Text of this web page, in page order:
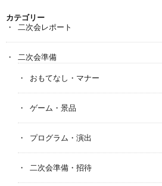
カテゴリー
二次会レポート
二次会準備
おもてなし・マナー
ゲーム・景品
プログラム・演出
二次会準備・招待